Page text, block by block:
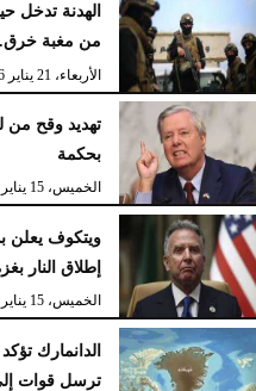
الهدنة تدخل
من مغبة
الأربعاء، 21 يناير 2026
تهديد وقح من
بحكمة
الخميس، 15 يناير 2026
ويتكوف يعلن
إطلاق النار
الخميس، 15 يناير 2026
الدانمارك
ترسل قوات